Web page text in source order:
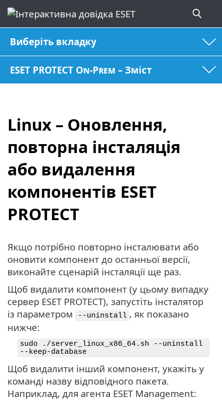
Виберіть вкладку
ESET PROTECT On-Prem – Зміст
Linux – Оновлення,
повторна інсталяція
або видалення
компонентів ESET
PROTECT
Якщо потрібно повторно інсталювати або
оновити компонент до останньої версії,
виконайте сценарій інсталяції ще раз.
Щоб видалити компонент (у цьому випадку
сервер ESET PROTECT), запустіть інсталятор
із параметром
--uninstall , як показано
нижче:
sudo ./server_linux_x86_64.sh --uninstall
--keep-database
Щоб видалити інший компонент, укажіть у
команді назву відповідного пакета.
Наприклад, для агента ESET Management: